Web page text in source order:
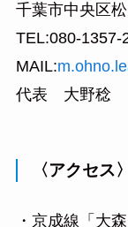
千葉市中央区
TEL:080-1357-
MAIL:
代表 大野稔
〈アクセス〉
・京成線「大